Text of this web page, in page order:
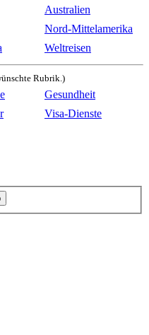
Australien
Nord-Mittelamerika
Weltreisen
Rubrik.)
Gesundheit
Visa-Dienste